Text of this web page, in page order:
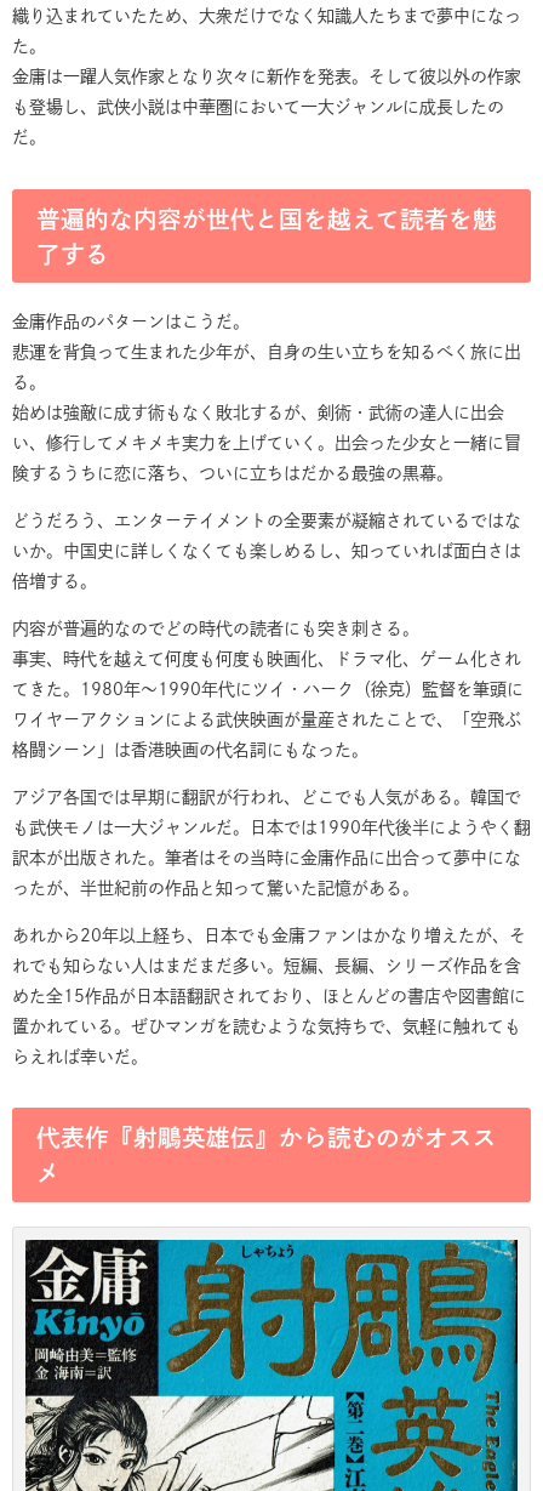
織り込まれていたため、大衆だけでなく知識人たちまで夢中になっ
た。
金庸は一躍人気作家となり次々に新作を発表。そして彼以外の作家
も登場し、武侠小説は中華圏において一大ジャンルに成長したの
だ。
普遍的な内容が世代と国を越えて読者を魅
了する
金庸作品のパターンはこうだ。
悲運を背負って生まれた少年が、自身の生い立ちを知るべく旅に出
る。
始めは強敵に成す術もなく敗北するが、剣術・武術の達人に出会
い、修行してメキメキ実力を上げていく。出会った少女と一緒に冒
険するうちに恋に落ち、ついに立ちはだかる最強の黒幕。
どうだろう、エンターテイメントの全要素が凝縮されているではな
いか。中国史に詳しくなくても楽しめるし、知っていれば面白さは
倍増する。
内容が普遍的なのでどの時代の読者にも突き刺さる。
事実、時代を越えて何度も何度も映画化、ドラマ化、ゲーム化され
てきた。1980年～1990年代にツイ・ハーク（徐克）監督を筆頭に
ワイヤーアクションによる武侠映画が量産されたことで、「空飛ぶ
格闘シーン」は香港映画の代名詞にもなった。
アジア各国では早期に翻訳が行われ、どこでも人気がある。韓国で
も武侠モノは一大ジャンルだ。日本では1990年代後半にようやく翻
訳本が出版された。筆者はその当時に金庸作品に出合って夢中にな
ったが、半世紀前の作品と知って驚いた記憶がある。
あれから20年以上経ち、日本でも金庸ファンはかなり増えたが、そ
れでも知らない人はまだまだ多い。短編、長編、シリーズ作品を含
めた全15作品が日本語翻訳されており、ほとんどの書店や図書館に
置かれている。ぜひマンガを読むような気持ちで、気軽に触れても
らえれば幸いだ。
代表作『射鵰英雄伝』から読むのがオスス
メ